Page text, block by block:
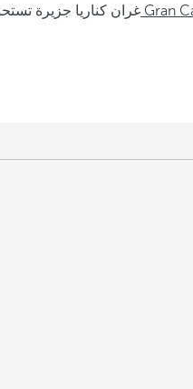
غران كناريا جزيرة